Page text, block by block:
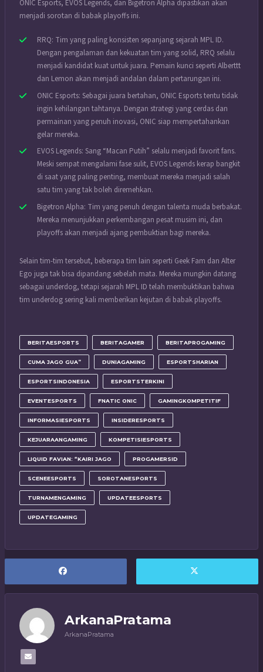
ONIC Esports, EVOS Legends, dan Bigetron Alpha dipastikan akan
menjadi sorotan di babak playoffs ini.
RRQ: Tim yang paling konsisten sepanjang sejarah MPL ID.
Dengan pengalaman dan kekuatan tim yang solid, RRQ selalu
menjadi kandidat kuat untuk juara. Pemain kunci seperti Alberttt
dan Lemon akan menjadi andalan dalam pertarungan ini.
ONIC Esports: Sebagai juara bertahan, ONIC Esports tentu tidak
ingin kehilangan tahtanya. Dengan strategi yang cerdas dan
permainan yang penuh inovasi, ONIC siap mempertahankan
gelar mereka.
EVOS Legends: Sang “Macan Putih” selalu menjadi favorit fans.
Meski sempat mengalami fase sulit, EVOS Legends kerap bangkit
di saat yang paling penting, membuat mereka menjadi salah
satu tim yang tak boleh diremehkan.
Bigetron Alpha: Tim yang penuh dengan talenta muda berbakat.
Mereka menunjukkan perkembangan pesat musim ini, dan
playoffs akan menjadi ajang pembuktian bagi mereka.
Selain tim-tim tersebut, beberapa tim lain seperti Geek Fam dan Alter
Ego juga tak bisa dipandang sebelah mata. Mereka mungkin datang
sebagai underdog, tetapi sejarah MPL ID telah membuktikan bahwa
tim underdog sering kali memberikan kejutan di babak playoffs.
BERITAESPORTS BERITAGAMER BERITAPROGAMING
CUMA JAGO GUA” DUNIAGAMING ESPORTSHARIAN
ESPORTSINDONESIA ESPORTSTERKINI
EVENTESPORTS FNATIC ONIC GAMINGKOMPETITIF
INFORMASIESPORTS INSIDERESPORTS
KEJUARAANGAMING KOMPETISIESPORTS
LIQUID FAVIAN: “KAIRI JAGO PROGAMERSID
SCENEESPORTS SOROTANESPORTS
TURNAMENGAMING UPDATEESPORTS
UPDATEGAMING
ArkanaPratama
ArkanaPratama